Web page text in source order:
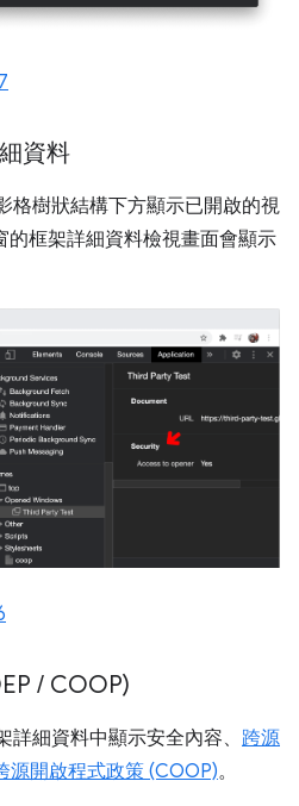
資料
格樹狀結構下方顯示已開啟的視
的框架詳細資料檢視畫面會顯示
/ COOP)
細資料中顯示安全內容、 跨源
源開啟程式政策 (COOP)。